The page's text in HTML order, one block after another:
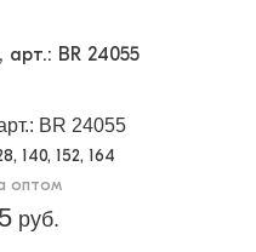
BR 24055
140, 152, 164
оптом
руб.